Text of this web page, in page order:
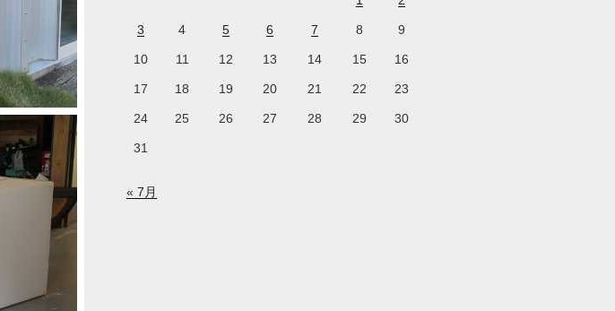
3 4 5 6 7 8 9
10 11 12 13 14 15 16
17 18 19 20 21 22 23
24 25 26 27 28 29 30
31
« 7月